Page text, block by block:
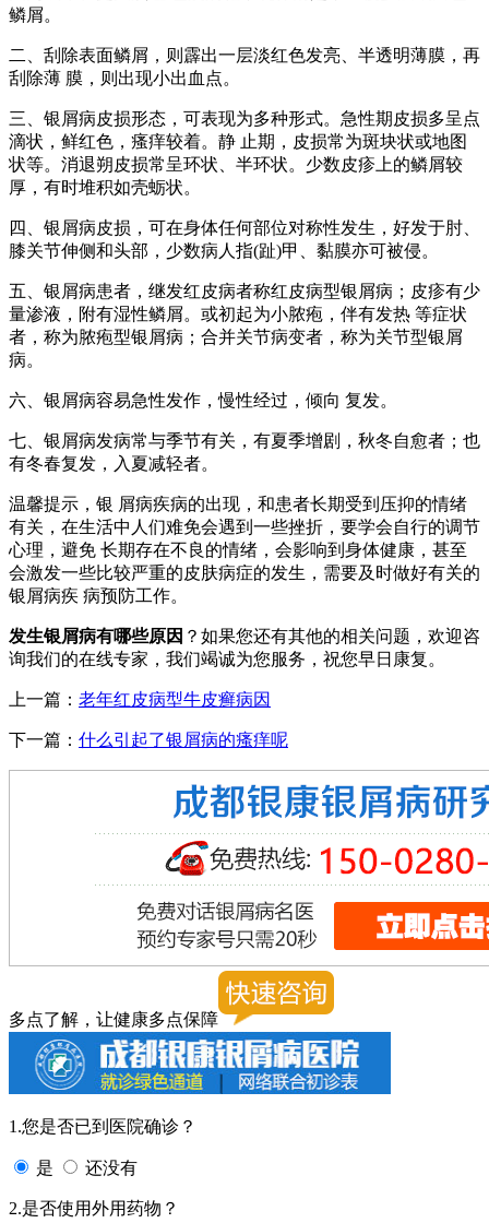
鳞屑。
二、刮除表面鳞屑，则霹出一层淡红色发亮、半透明薄膜，再
刮除薄 膜，则出现小出血点。
三、银屑病皮损形态，可表现为多种形式。急性期皮损多呈点
滴状，鲜红色，瘙痒较着。静 止期，皮损常为斑块状或地图
状等。消退朔皮损常呈环状、半环状。少数皮疹上的鳞屑较
厚，有时堆积如壳蛎状。
四、银屑病皮损，可在身体任何部位对称性发生，好发于肘、
膝关节伸侧和头部，少数病人指(趾)甲、黏膜亦可被侵。
五、银屑病患者，继发红皮病者称红皮病型银屑病；皮疹有少
量渗液，附有湿性鳞屑。或初起为小脓疱，伴有发热 等症状
者，称为脓疱型银屑病；合并关节病变者，称为关节型银屑
病。
六、银屑病容易急性发作，慢性经过，倾向 复发。
七、银屑病发病常与季节有关，有夏季增剧，秋冬自愈者；也
有冬春复发，入夏减轻者。
温馨提示，银 屑病疾病的出现，和患者长期受到压抑的情绪
有关，在生活中人们难免会遇到一些挫折，要学会自行的调节
心理，避免 长期存在不良的情绪，会影响到身体健康，甚至
会激发一些比较严重的皮肤病症的发生，需要及时做好有关的
银屑病疾 病预防工作。
发生银屑病有哪些原因 ？如果您还有其他的相关问题，欢迎咨
询我们的在线专家，我们竭诚为您服务，祝您早日康复。
上一篇： 老年红皮病型牛皮癣病因
下一篇： 什么引起了银屑病的瘙痒呢
多点了解，让健康多点保障
1.您是否已到医院确诊？
是 还没有
2.是否使用外用药物？